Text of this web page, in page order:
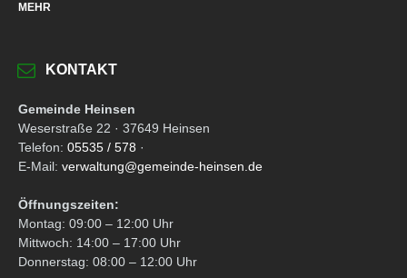
MEHR
KONTAKT
Gemeinde Heinsen
Weserstraße 22 · 37649 Heinsen
Telefon: 05535 / 578 ·
E-Mail: verwaltung@gemeinde-heinsen.de
Öffnungszeiten:
Montag: 09:00 – 12:00 Uhr
Mittwoch: 14:00 – 17:00 Uhr
Donnerstag: 08:00 – 12:00 Uhr